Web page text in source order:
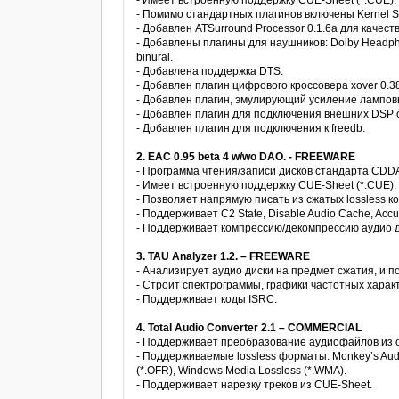
- Помимо стандартных плагинов включены Kernel
- Добавлен ATSurround Processor 0.1.6а для
- Добавлены плагины для наушников: Dolby
binural.
- Добавлена поддержка DTS.
- Добавлен плагин цифрового кроссовера xover
- Добавлен плагин, эмулирующий усиление
- Добавлен плагин для подключения внешних DSP
- Добавлен плагин для подключения к freedb.
2. EAC 0.95 beta 4 w/wo DAO. - FREEWARE
- Программа чтения/записи дисков стандарта
- Имеет встроенную поддержку CUE-Sheet (*.CUE).
- Позволяет напрямую писать из сжатых lossless
- Поддерживает C2 State, Disable Audio Cache,
- Поддерживает компрессию/декомпрессию аудио
3. TAU Analyzer 1.2. – FREEWARE
- Анализирует аудио диски на предмет сжатия, и
- Строит спектрограммы, графики частотных
- Поддерживает коды ISRC.
4. Total Audio Converter 2.1 – COMMERCIAL
- Поддерживает преобразование аудиофайлов из
- Поддерживаемые lossless форматы: Monkey’s
(*.OFR), Windows Media Lossless (*.WMA).
- Поддерживает нарезку треков из CUE-Sheet.